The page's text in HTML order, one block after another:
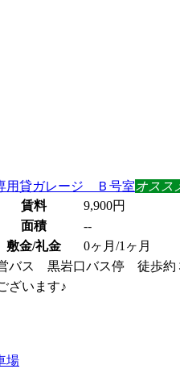
用貸ガレージ Ｂ号室オスス
賃料
9,900円
面積
--
敷金/礼金
0ヶ月/1ヶ月
バス 黒岩口バス停 徒歩約
ざいます♪
場